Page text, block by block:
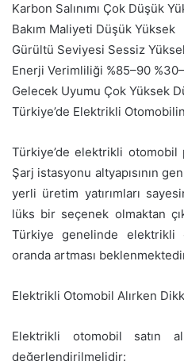
Karbon Salınımı Çok Düşük
Bakım Maliyeti Düşük Yüksek
Gürültü Seviyesi Sessiz
Enerji Verimliliği %85–90
Gelecek Uyumu Çok Yüksek
Türkiye’de Elektrikli
Türkiye’de elektrikli otomobil
Şarj istasyonu altyapısının
yerli üretim yatırımları
lüks bir seçenek olmaktan
Türkiye genelinde elektrikli
oranda artması
Elektrikli Otomobil Alırken
Elektrikli otomobil satın
değerlendirilmelidir: